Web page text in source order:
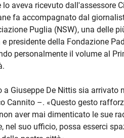
aveva ricevuto dall'assessore
fa accompagnato dal
Puglia (NSW), una delle
presidente della Fondazione
personalmente il volume al
Giuseppe De Nittis sia arrivato
Cannito –. «Questo gesto
aver mai dimenticato le sue
nel suo ufficio, possa esserci